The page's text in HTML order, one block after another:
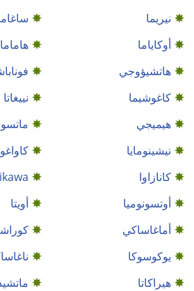
نيريما
أوكاياما
هاتشيؤوجي
كاغوشيما
نييغاتا
هيميجي
نيشينومايا
كانازاوا
أوتسونوميا
أويتا
أماغاساكي
يوكوسوكا
هيراكاتا